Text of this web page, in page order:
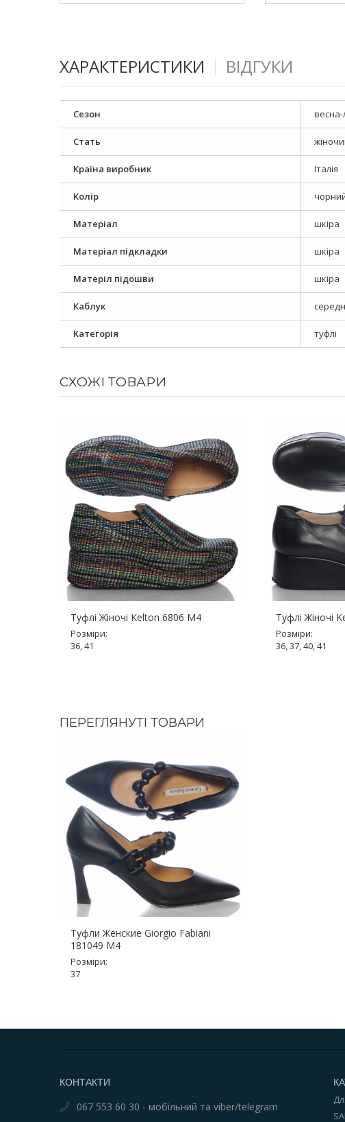
ХАРАКТЕРИСТИКИ ВІДГУКИ
Сезон весна-
Стать
Країна виробник Італія
Колір
Матеріал шкіра
Матеріал підкладки шкіра
Матеріл підошви шкіра
Каблук
Категорія туфлі
СХОЖІ ТОВАРИ
Туфлі Жіночі Kelton 6806 M4
Розміри:
36, 41
Туфлі Жіночі
Розміри:
36, 37, 40, 41
ПЕРЕГЛЯНУТІ ТОВАРИ
Туфли Женские Giorgio Fabiani
181049 M4
Розміри:
37
КОНТАКТИ
067 553 60 30 - мобільний та viber/telegram